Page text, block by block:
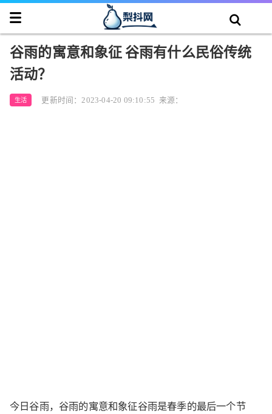
谷雨的寓意和象征 谷雨有什么民俗传统
活动？
生活 更新时间：2023-04-20 09:10:55 来源：
今日谷雨，谷雨的寓意和象征谷雨是春季的最后一个节